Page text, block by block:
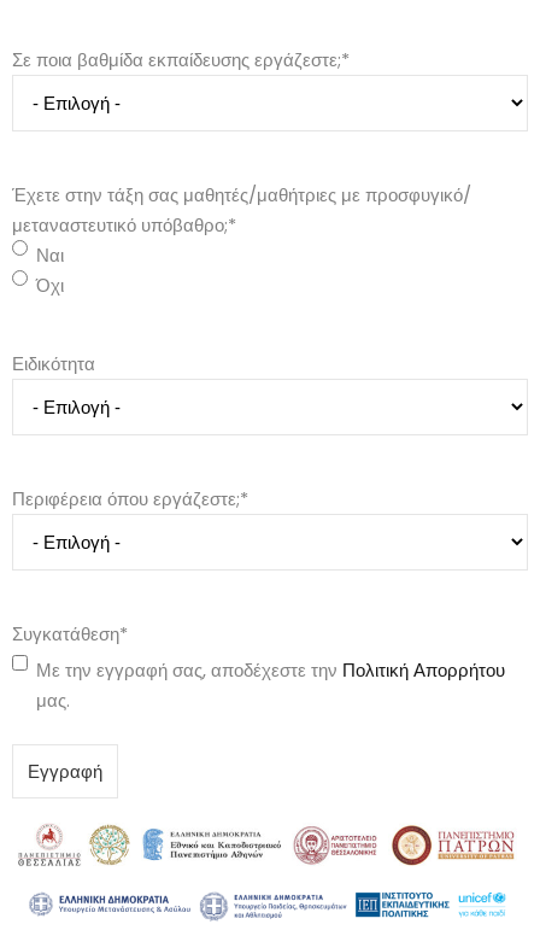
Σε ποια βαθμίδα εκπαίδευσης εργάζεστε;*
Έχετε στην τάξη σας μαθητές/μαθήτριες με προσφυγικό/
μεταναστευτικό υπόβαθρο;*
Ναι
Όχι
Ειδικότητα
Περιφέρεια όπου εργάζεστε;*
Συγκατάθεση*
Με την εγγραφή σας, αποδέχεστε την Πολιτική Απορρήτου
μας.